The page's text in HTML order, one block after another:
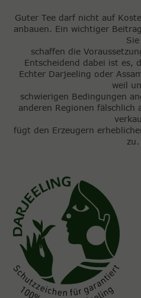
Guter Tee darf nicht auf
anbauen. Ein wichtiger
Sie
schaffen die
Entscheidend dabei ist es,
Echter Darjeeling oder
weil
schwierigen Bedingungen
anderen Regionen fälschlich
fügt den Erzeugern
zu.